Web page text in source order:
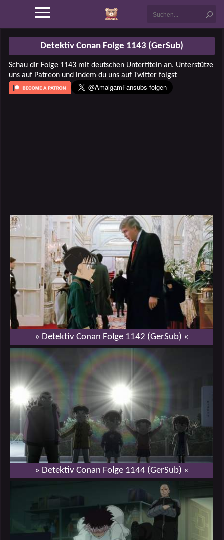
Detektiv Conan Folge 1143 (GerSub)
Schau dir Folge 1143 mit deutschen Untertiteln an. Unterstütze
uns auf Patreon und indem du uns auf Twitter folgst
» Detektiv Conan Folge 1142 (GerSub) «
» Detektiv Conan Folge 1144 (GerSub) «